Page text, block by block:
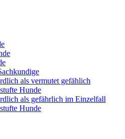
als vermutet gefählich
Hunde
als gefährlich im Einzelfall
Hunde